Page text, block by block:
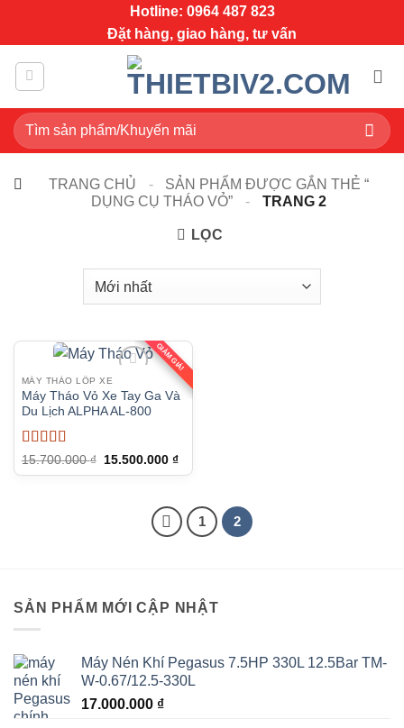
dung
Hotline: 0964 487 823
Đặt hàng, giao hàng, tư vấn
Tìm
kiếm:
TRANG CHỦ -
SẢN PHẨM ĐƯỢC GẮN THẺ “
DỤNG CỤ THÁO VỎ”
- TRANG 2
LỌC
GIẢM GIÁ!
MÁY THÁO LỐP XE
Máy Tháo Vỏ Xe Tay Ga Và
Du Lịch ALPHA AL-800
Được xếp
hạng55 sao
15.700.000₫
Giá
15.500.000 ₫Giá
hiện
15.500.000 ₫.
1 2
SẢN PHẨM MỚI CẬP NHẬT
Máy Nén Khí Pegasus 7.5HP 330L 12.5Bar TM-
W-0.67/12.5-330L
17.000.000 ₫